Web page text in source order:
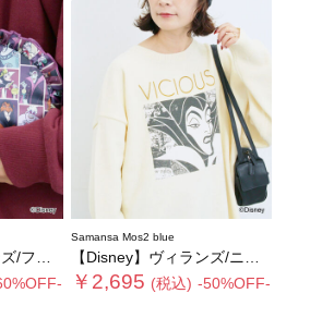
ポーチ
Samansa Mos2 blue
【Disney】ヴィランズ/ニット
￥2,695 (税込) -50%OFF-